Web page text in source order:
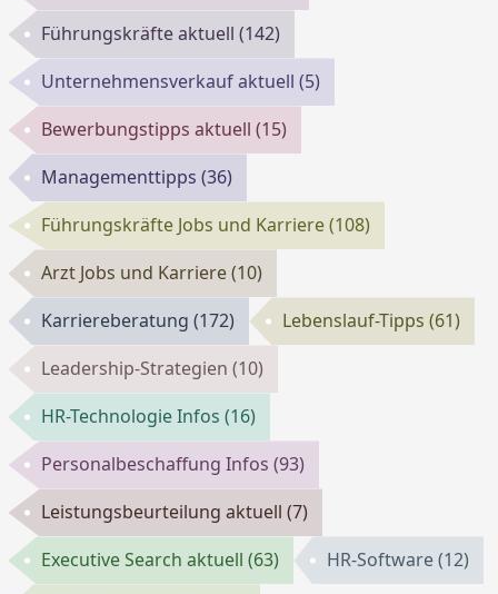
Führungskräfte aktuell(142)
Unternehmensverkauf aktuell(5)
Bewerbungstipps aktuell(15)
Managementtipps(36)
Führungskräfte Jobs und Karriere(108)
Arzt Jobs und Karriere(10)
Karriereberatung(172) Lebenslauf-Tipps(61)
Leadership-Strategien(10)
HR-Technologie Infos(16)
Personalbeschaffung Infos(93)
Leistungsbeurteilung aktuell(7)
Executive Search aktuell(63) HR-Software(12)